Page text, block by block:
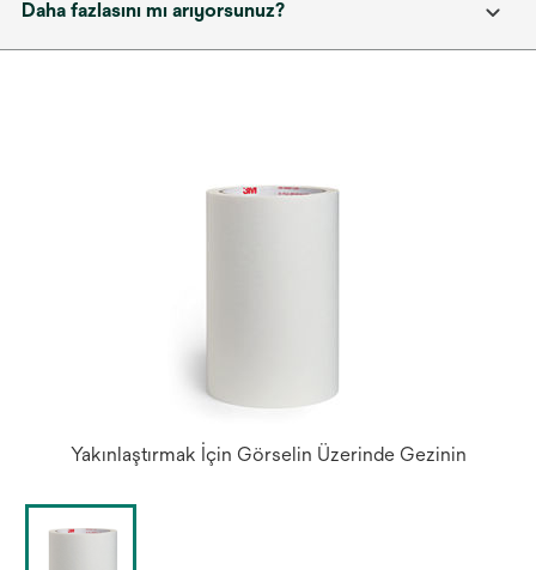
Daha fazlasını mı arıyorsunuz?
Yakınlaştırmak İçin Görselin Üzerinde Gezinin